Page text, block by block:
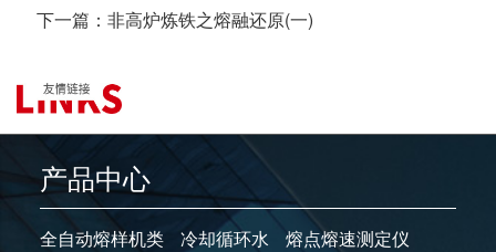
下一篇：非高炉炼铁之熔融还原(一)
产品中心
全自动熔样机类 冷却循环水
熔点熔速测定仪